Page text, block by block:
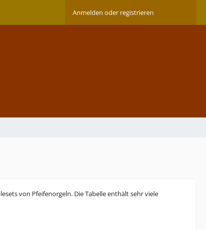
Anmelden oder registrieren
von Pfeifenorgeln. Die Tabelle enthält sehr viele